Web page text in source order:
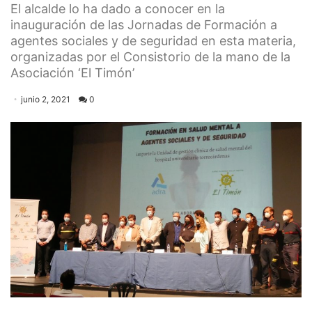
El alcalde lo ha dado a conocer en la
inauguración de las Jornadas de Formación a
agentes sociales y de seguridad en esta materia,
organizadas por el Consistorio de la mano de la
Asociación ‘El Timón’
junio 2, 2021 0